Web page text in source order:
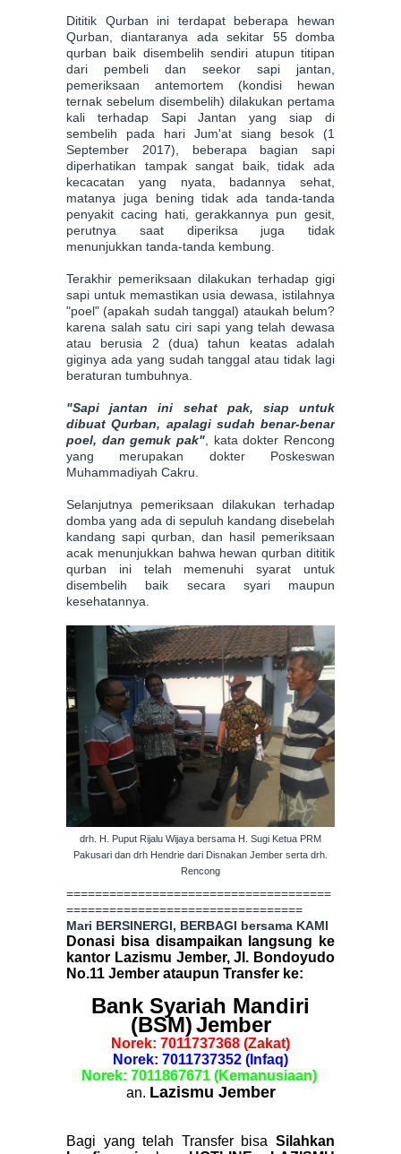
Dititik Qurban ini terdapat beberapa hewan
Qurban, diantaranya ada sekitar 55 domba
qurban baik disembelih sendiri atupun titipan
dari pembeli dan seekor sapi jantan,
pemeriksaan antemortem (kondisi hewan
ternak sebelum disembelih) dilakukan pertama
kali terhadap Sapi Jantan yang siap di
sembelih pada hari Jum'at siang besok (1
September 2017), beberapa bagian sapi
diperhatikan tampak sangat baik, tidak ada
kecacatan yang nyata, badannya sehat,
matanya juga bening tidak ada tanda-tanda
penyakit cacing hati, gerakkannya pun gesit,
perutnya saat diperiksa juga tidak
menunjukkan tanda-tanda kembung.
Terakhir pemeriksaan dilakukan terhadap gigi
sapi untuk memastikan usia dewasa, istilahnya
"poel" (apakah sudah tanggal) ataukah belum?
karena salah satu ciri sapi yang telah dewasa
atau berusia 2 (dua) tahun keatas adalah
giginya ada yang sudah tanggal atau tidak lagi
beraturan tumbuhnya.
"Sapi jantan ini sehat pak, siap untuk
dibuat Qurban, apalagi sudah benar-benar
poel, dan gemuk pak" , kata dokter Rencong
yang merupakan dokter Poskeswan
Muhammadiyah Cakru.
Selanjutnya pemeriksaan dilakukan terhadap
domba yang ada di sepuluh kandang disebelah
kandang sapi qurban, dan hasil pemeriksaan
acak menunjukkan bahwa hewan qurban dititik
qurban ini telah memenuhi syarat untuk
disembelih baik secara syari maupun
kesehatannya.
drh. H. Puput Rijalu Wijaya bersama H. Sugi Ketua PRM
Pakusari dan drh Hendrie dari Disnakan Jember serta drh.
Rencong
=====================================
=================================
Mari BERSINERGI, BERBAGI bersama KAMI
Donasi bisa disampaikan langsung ke
kantor Lazismu Jember, Jl. Bondoyudo
No.11 Jember ataupun Transfer ke:
Bank Syariah Mandiri
(BSM)Jember
Norek: 7011737368 (Zakat)
Norek: 7011737352 (Infaq)
Norek: 7011867671 (Kemanusiaan)
an. Lazismu Jember
Bagi yang telah Transfer bisa Silahkan